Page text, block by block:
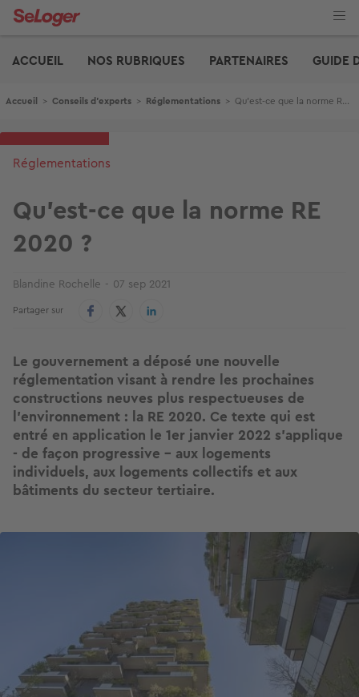
Aller
ACCUEIL
NOS RUBRIQUES PARTENAIRES GUIDE
Fil d'Ariane
Accueil > Conseils d'experts > Réglementations > Qu'est-ce que la norme RE 2020 ?
Réglementations
Qu'est-ce que la norme RE
2020 ?
Blandine Rochelle 07 sep 2021
Partager sur
Le gouvernement a déposé une nouvelle
réglementation visant à rendre les prochaines
constructions neuves plus respectueuses de
l’environnement : la RE 2020. Ce texte qui est
entré en application le 1er janvier 2022 s'applique
- de façon progressive - aux logements
individuels, aux logements collectifs et aux
bâtiments du secteur tertiaire.
Image